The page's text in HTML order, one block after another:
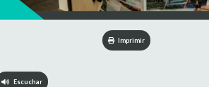
Imprimir
Escuchar